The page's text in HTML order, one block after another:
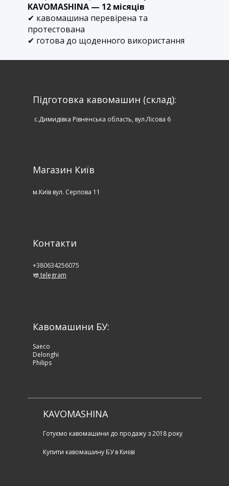
KAVOMASHINA — 12 місяців
✔ кавомашина перевірена та
протестована
✔ готова до щоденного використання
Підготовка кавомашин (склад):
c.Димидівка Рівненська область, вул.Лісова 6
Магазин Київ
м.Київ вул. Серпова 11
Контакти
+380634256075
telegram
Кавомашини БУ:
Saeco
Delonghi
Philips
KAVOMASHINA
Готуємо кавомашини до продажу з 2018 року
Купити кавомашину БУ в Києві